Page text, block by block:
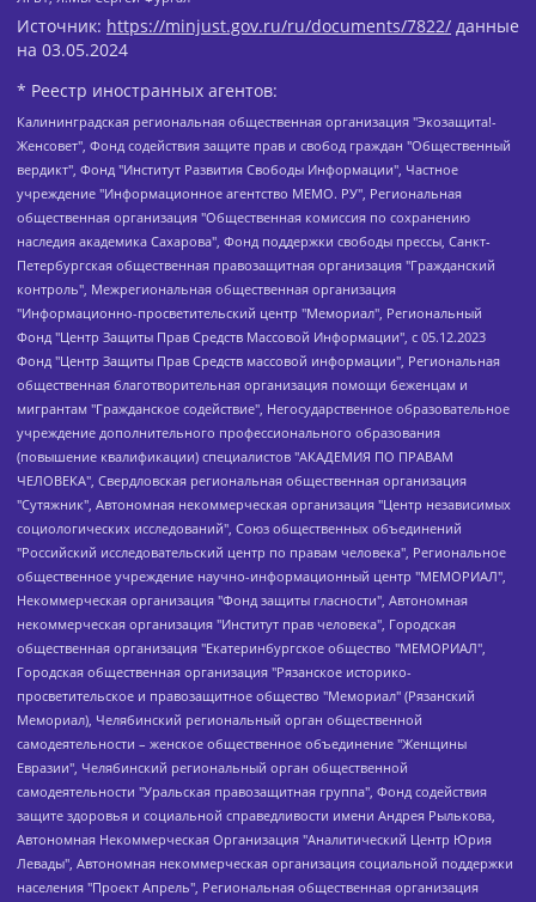
Источник: https://minjust.gov.ru/ru/documents/7822/ данные
на 03.05.2024
* Реестр иностранных агентов:
Калининградская региональная общественная организация "Экозащита!-Женсовет", Фонд содействия защите прав и свобод граждан "Общественный вердикт", Фонд "Институт Развития Свободы Информации", Частное учреждение "Информационное агентство МЕМО. РУ", Региональная общественная организация "Общественная комиссия по сохранению наследия академика Сахарова", Фонд поддержки свободы прессы, Санкт-Петербургская общественная правозащитная организация "Гражданский контроль", Межрегиональная общественная организация "Информационно-просветительский центр "Мемориал", Региональный Фонд "Центр Защиты Прав Средств Массовой Информации", с 05.12.2023 Фонд "Центр Защиты Прав Средств массовой информации", Региональная общественная благотворительная организация помощи беженцам и мигрантам "Гражданское содействие", Негосударственное образовательное учреждение дополнительного профессионального образования (повышение квалификации) специалистов "АКАДЕМИЯ ПО ПРАВАМ ЧЕЛОВЕКА", Свердловская региональная общественная организация "Сутяжник", Автономная некоммерческая организация "Центр независимых социологических исследований", Союз общественных объединений "Российский исследовательский центр по правам человека", Региональное общественное учреждение научно-информационный центр "МЕМОРИАЛ", Некоммерческая организация "Фонд защиты гласности", Автономная некоммерческая организация "Институт прав человека", Городская общественная организация "Екатеринбургское общество "МЕМОРИАЛ", Городская общественная организация "Рязанское историко-просветительское и правозащитное общество "Мемориал" (Рязанский Мемориал), Челябинский региональный орган общественной самодеятельности – женское общественное объединение "Женщины Евразии", Челябинский региональный орган общественной самодеятельности "Уральская правозащитная группа", Фонд содействия защите здоровья и социальной справедливости имени Андрея Рылькова, Автономная Некоммерческая Организация "Аналитический Центр Юрия Левады", Автономная некоммерческая организация социальной поддержки населения "Проект Апрель", Региональная общественная организация помощи женщинам и детям, находящимся в кризисной ситуации "Информационно-методический центр "Анна", Фонд содействия развитию массовых коммуникаций и правовому просвещению "Так-так-Так", Фонд содействия устойчивому развитию "Серебряная тайга", Свердловский региональный общественный фонд социальных проектов "Новое время", "Idel.Реалии", Кавказ.Реалии, Крым.Реалии, Телеканал Настоящее Время, Татаро-башкирская служба Радио Свобода (Azatliq Radiosi), Радио Свободная Европа/Радио Свобода (PCE/PC), "Сибирь.Реалии", "Фактограф", Благотворительный фонд помощи осужденным и их семьям, Автономная некоммерческая организация "Институт глобализации и социальных движений", Фонд "В защиту прав заключенных", Частное учреждение "Центр поддержки и содействия развитию средств массовой информации", Пензенский региональный общественный благотворительный фонд "Гражданский союз", "Север.Реалии", Некоммерческая организация Фонд "Правовая инициатива", Общество с ограниченной ответственностью "Радио Свободная Европа/Радио Свобода", Чешское информационное агентство "MEDIUM-ORIENT", Красноярская региональная общественная организация "Мы против СПИДа", Камалягин Денис Николаевич, Маркелов Сергей Евгеньевич, Пономарев Лев Александрович, Савицкая Людмила Алексеевна, Автономная некоммерческая организация "Центр по работе с проблемой насилия "НАСИЛИЮ.НЕТ", Межрегиональный профессиональный союз работников здравоохранения "Альянс врачей", Юридическое лицо, зарегистрированное в Латвийской Республике, SIA "Medusa Project" (регистрационный номер 40103797863, дата регистрации 10.06.2014), Некоммерческая организация "Фонд по борьбе с коррупцией", Автономная некоммерческая организация "Институт права и публичной политики", Баданин Роман Сергеевич, Гликин Максим Александрович, Железнова Мария Михайловна, Лукьянова Юлия Сергеевна, Маетная Елизавета Витальевна, Маняхин Петр Борисович, Чуракова Ольга Владимировна, Ярош Юлия Петровна, Юридическое лицо "The Insider SIA", зарегистрированное в Риге, Латвийская Республика (дата регистрации 26.06.2015), являющееся администратором доменного имени интернет-издания "The Insider SIA", https://theins.ru, Постернак Алексей Евгеньевич, Рубин Михаил Аркадьевич, Анин Роман Александрович, Юридическое лицо Istories fonds, зарегистрированное в Латвийской Республике (регистрационный номер 50008295751, дата регистрации 24.02.2020), Великовский Дмитрий Александрович, Долинина Ирина Николаевна, Мароховская Алеся Алексеевна, Шлейнов Роман Юрьевич, Шмагун Олеся Валентиновна, Общество с ограниченной ответственностью "Альтаир 2021", Общество с ограниченной ответственностью "Вега 2021", Общество с ограниченной ответственностью "Главный редактор 2021", Общество с ограниченной ответственностью "Ромашки монолит", Важенков Артем Валерьевич, Ивановская областная общественная организация "Центр гендерных исследований", Гурман Юрий Альбертович, Медиапроект "ОВД-Инфо", Егоров Владимир Владимирович, Жилинский Владимир Александрович, Общество с ограниченной ответственностью "ЗП", Иванова София Юрьевна, Карезина Инна Павловна, Кильтау Екатерина Викторовна, Петров Алексей Викторович, Пискунов Сергей Евгеньевич, Смирнов Сергей Сергеевич, Тихонов Михаил Сергеевич, Общество с ограниченной ответственностью "ЖУРНАЛИСТ-ИНОСТРАННЫЙ АГЕНТ", Арапова Галина Юрьевна, Вольтская Татьяна Анатольевна, Американская компания "Mason G.E.S. Anonymous Foundation" (США), являющаяся владельцем интернет-издания https://mnews.world/, Компания "Stichting Bellingcat", зарегистрированная в Нидерландах (дата регистрации 11.07.2018), Захаров Андрей Вячеславович, Клепиковская Екатерина Дмитриевна, Общество с ограниченной ответственностью "МЕМО", Перл Роман Александрович, Симонов Евгений Алексеевич, Соловьева Елена Анатольевна, Сотников Даниил Владимирович, Сурначева Елизавета Дмитриевна, Автономная некоммерческая организация по защите прав человека и информированию населения "Якутия – Наше Мнение", Общество с ограниченной ответственностью "Москоу диджитал медиа", с 26.01.2023 Общество с ограниченной ответственностью "Чайка Белые сады", Ветошкина Валерия Валерьевна, Заговора Максим Александрович, Межрегиональное общественное движение "Российская ЛГБТ - сеть", Оленичев Максим Владимирович, Павлов Иван Юрьевич, Скворцова Елена Сергеевна, Общество с ограниченной ответственностью "Как бы инагент", Кочетков Игорь Викторович, Общество с ограниченной ответственностью "Честные выборы", Еланчик Олег Александрович, Общество с ограниченной ответственностью "Нобелевский призыв", Гималова Регина Эмилевна, Григорьев Андрей Валерьевич, Григорьева Алина Александровна, Ассоциация по содействию защите прав призывников, альтернативнослужащих и военнослужащих "Правозащитная группа "Гражданин.Армия.Право", Хисамова Регина Фаритовна, Автономная некоммерческая организация по реализации социально-правовых программ "Лилит", Дальневосточное общественное движение "Маяк", Санкт-Петербургская ЛГБТ-инициативная группа "Выход", Инициативная группа ЛГБТ+ "Реверс", Алексеев Андрей Викторович, Бекбулатова Таисия Львовна, Беляев Иван Михайлович, Владыкина Елена Сергеевна, Гельман Марат Александрович, Никульшина Вероника Юрьевна, Толоконникова Надежда Андреевна, Шендерович Виктор Анатольевич, Общество с ограниченной ответственностью "Данное сообщение", Общество с ограниченной ответственностью Издательский дом "Новая глава", Айнбиндер Александра Александровна, Московский комьюнити-центр для ЛГБТ+инициатив, Благотворительный фонд развития филантропии, Deutsche Welle (Германия, Kurt-Schumacher-Strasse 3, 53113 Bonn), Борзунова Мария Михайловна, Воробьев Виктор Викторович, Голубева Анна Львовна, Константинова Алла Михайловна, Малкова Ирина Владимировна, Мурадов Мурад Абдулгалимович, Осетинская Елизавета Николаевна, Понасенков Евгений Николаевич, Ганапольский Матвей Юрьевич, Киселев Евгений Алексеевич, Борухович Ирина Григорьевна, Дремин Иван Тимофеевич, Дубровский Дмитрий Викторович, Красноярская региональная общественная организация поддержки и развития альтернативных образовательных технологий и межкультурных коммуникаций "ИНТЕРРА", Маяковская Екатерина Алексеевна, Фейгин Марк Захарович, Филимонов Андрей Викторович, Дзугкоева Регина Николаевна, Доброхотов Роман Александрович, Дудь Юрий Александрович, Елкин Сергей Владимирович, Кругликов Кирилл Игоревич, Сабунаева Мария Леонидовна, Семенов Алексей Владимирович, Шаинян Карен Багратович, Шульман Екатерина Михайловна, Асафьев Артур Валерьевич, Вахштайн Виктор Семенович, Венедиктов Алексей Алексеевич, Лушникова Екатерина Евгеньевна, Волков Леонид Михайлович, Невзоров Александр Глебович, Пархоменко Сергей Борисович, Сироткин Ярослав Николаевич, Кара-Мурза Владимир Владимирович, Баранова Наталья Владимировна, Гозман Леонид Яковлевич, Кагарлицкий Борис Юльевич, Климарев Михаил Валерьевич, Милов Владимир Станиславович, Автономная некоммерческая организация Краснодарский центр современного искусства "Типография", Моргенштерн Алишер Тагирович, Соболь Любовь Эдуардовна, Общество с ограниченной ответственностью "ЛИЗА НОРМ", Каспаров Гарри Кимович, Ходорковский Михаил Борисович, Общество с ограниченной ответственностью "Апрельские тезисы", Данилович Ирина Брониславовна, Кашин Олег Владимирович, Петров Николай Владимирович, Пивоваров Алексей Владимирович, Соколов Михаил Владимирович, Цветкова Юлия Владимировна, Чичваркин Евгений Александрович, Комитет против пыток/Команда против пыток, Общество с ограниченной ответственностью "Первый научный", Общество с ограниченной ответственностью "Вертолет и ко", Белоцерковская Вероника Борисовна, Кац Максим Евгеньевич, Лазарева Татьяна Юрьевна, Шаведдинов Руслан Табризович, Яшин Илья Валерьевич, Общество с ограниченной ответственностью "Иноагент ААВ", Алешковский Дмитрий Петрович, Альбац Евгения Марковна, Быков Дмитрий Львович, Галямина Юлия Евгеньевна, Лойко Сергей Леонидович, Мартынов Кирилл Константинович, Медведев Сергей Александрович, Крашенинников Федор Геннадиевич, Гордеева Катерина Вл